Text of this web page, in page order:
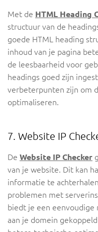
Met de HTML Heading
structuur van de
goede HTML heading
inhoud van je pagina
de leesbaarheid voor
headings goed zijn
verbeterpunten zijn om
optimaliseren.
7. Website IP
De Website IP Checker
van je website. Dit kan
informatie te
problemen met
biedt je een eenvoudige
aan je domein